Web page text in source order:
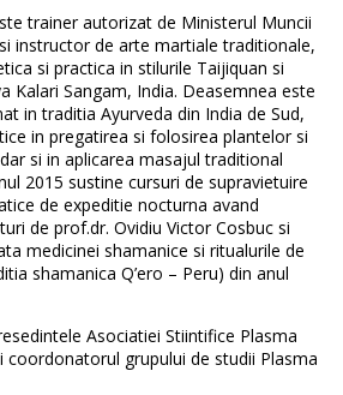
trainer autorizat de Ministerul Muncii
instructor de arte martiale traditionale,
si practica in stilurile Taijiquan si
Kalari Sangam, India. Deasemnea este
in traditia Ayurveda din India de Sud,
in pregatirea si folosirea plantelor si
si in aplicarea masajul traditional
2015 sustine cursuri de supravietuire
de expeditie nocturna avand
de prof.dr. Ovidiu Victor Cosbuc si
medicinei shamanice si ritualurile de
shamanica Q’ero – Peru) din anul
Asociatiei Stiintifice Plasma
coordonatorul grupului de studii Plasma